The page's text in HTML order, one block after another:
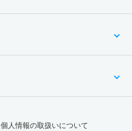
個人情報の取扱いについて